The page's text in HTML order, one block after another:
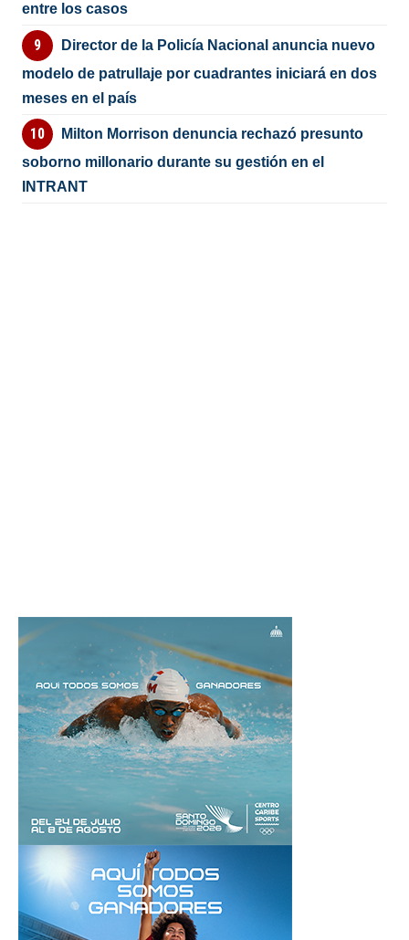
entre los casos
Director de la Policía Nacional anuncia nuevo
modelo de patrullaje por cuadrantes iniciará en dos
meses en el país
Milton Morrison denuncia rechazó presunto
soborno millonario durante su gestión en el
INTRANT